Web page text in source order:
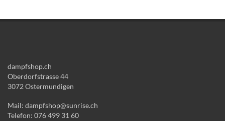
dampfshop.ch
Oberdorfstrasse 44
3072 Ostermundigen
Mail: dampfshop@sunrise.ch
Telefon: 076 499 31 60